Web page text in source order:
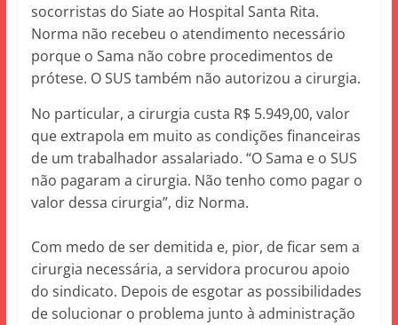
socorristas do Siate ao Hospital Santa Rita.
Norma não recebeu o atendimento necessário
porque o Sama não cobre procedimentos de
prótese. O SUS também não autorizou a cirurgia.
No particular, a cirurgia custa R$ 5.949,00, valor
que extrapola em muito as condições financeiras
de um trabalhador assalariado. “O Sama e o SUS
não pagaram a cirurgia. Não tenho como pagar o
valor dessa cirurgia”, diz Norma.
Com medo de ser demitida e, pior, de ficar sem a
cirurgia necessária, a servidora procurou apoio
do sindicato. Depois de esgotar as possibilidades
de solucionar o problema junto à administração